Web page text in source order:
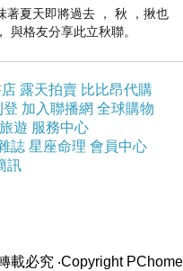
著夏天即將過去 ， 秋 ，揪也
與格友分享此立秋聯。
露天拍賣 比比昂代購
登 加入聯播網 全球購物
旅遊 服務中心
誌 星座命理 會員中心
訊
載必究 ‧Copyright PChome